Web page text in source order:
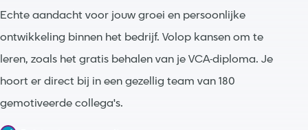
Echte aandacht voor jouw groei en persoonlijke
ontwikkeling binnen het bedrijf. Volop kansen om te
leren, zoals het gratis behalen van je VCA-diploma. Je
hoort er direct bij in een gezellig team van 180
gemotiveerde collega's.